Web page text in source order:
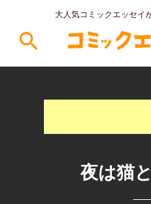
大人気コミックエッセイ
search
夜は猫